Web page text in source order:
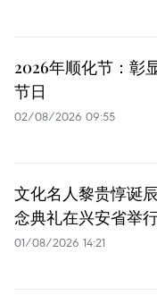
2026年顺化节：彰
节日
02/08/2026 09:55
文化名人黎贵惇诞
念典礼在兴安省举
01/08/2026 14:21